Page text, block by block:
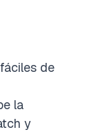
de
la
y